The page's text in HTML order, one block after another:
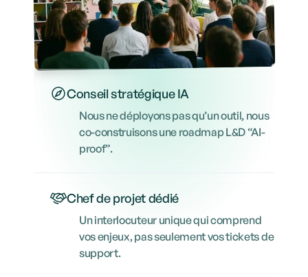
Conseil stratégique IA
Nous ne déployons pas qu’un outil, nous
co-construisons une roadmap L&D “AI-
proof”.
Chef de projet dédié
Un interlocuteur unique qui comprend
vos enjeux, pas seulement vos tickets de
support.